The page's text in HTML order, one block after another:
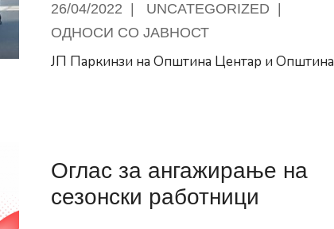
од
предметна
настава
26/04/2022 UNCATEGORIZED
ОДНОСИ СО ЈАВНОСТ
ЈП Паркинзи на Општина Центар и Општина
Оглас за ангажирање на
сезонски работници